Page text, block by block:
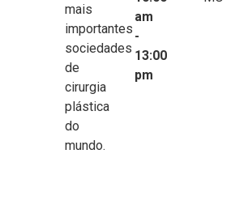
mais
importantes
sociedades
de
cirurgia
plástica
do
mundo.
am
-
13:00
pm